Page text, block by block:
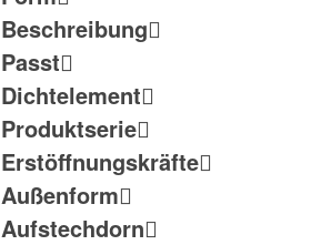
Beschreibung
Passt
Dichtelement
Produktserie
Erstöffnungskräfte
Außenform
Aufstechdorn